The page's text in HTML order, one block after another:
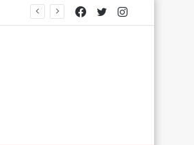
Instagram
Twitter
Facebook